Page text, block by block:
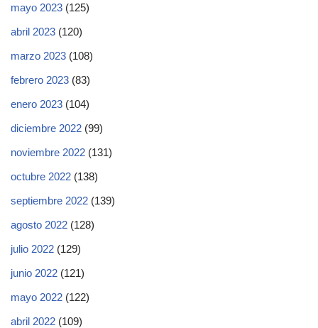
mayo 2023 (125)
abril 2023 (120)
marzo 2023 (108)
febrero 2023 (83)
enero 2023 (104)
diciembre 2022 (99)
noviembre 2022 (131)
octubre 2022 (138)
septiembre 2022 (139)
agosto 2022 (128)
julio 2022 (129)
junio 2022 (121)
mayo 2022 (122)
abril 2022 (109)